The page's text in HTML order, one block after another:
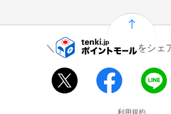
をシェ
利用規約